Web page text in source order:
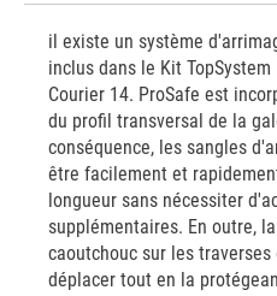
il existe un système
inclus dans le Kit
Courier 14. ProSafe est
du profil transversal de la
conséquence, les sangles
être facilement et
longueur sans nécessiter
supplémentaires. En outre,
caoutchouc sur les
déplacer tout en la